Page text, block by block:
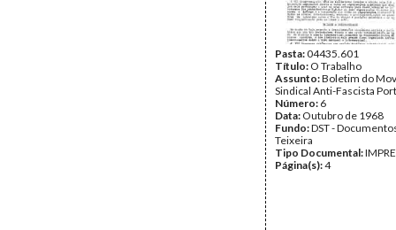
Pasta:04435.601
Título: O Trabalho
Assunto:Boletim do
Sindical Anti-Fascista
Número: 6
Data: Outubro de 1968
Fundo:DST -
Teixeira
Tipo Documental:
Página(s):4